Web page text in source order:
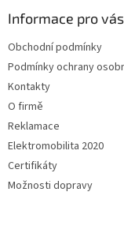
Informace pro vás
Obchodní podmínky
Podmínky ochrany
Kontakty
O firmě
Reklamace
Elektromobilita 2020
Certifikáty
Možnosti dopravy